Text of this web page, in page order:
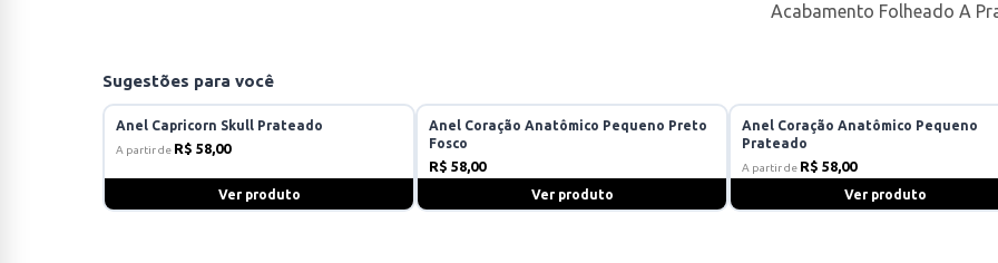
Acabamento Folheado A
Sugestões para você
Anel Capricorn Skull Prateado
A partir de R$ 58,00
Ver produto
Anel Coração Anatômico Pequeno Preto
Fosco
R$ 58,00
Ver produto
Anel Coração Anatômico Pequeno
Prateado
A partir de R$ 58,00
Ver produto